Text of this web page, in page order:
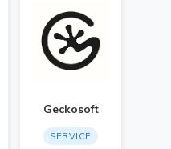
Geckosoft
SERVICE